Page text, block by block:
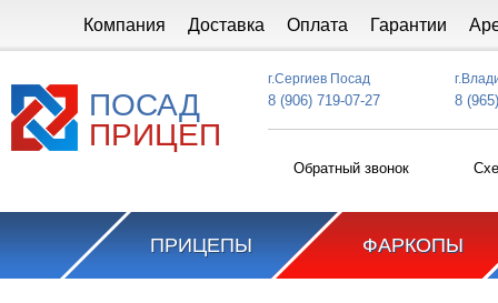
Компания Доставка Оплата Гарантии
ПОСАД
ПРИЦЕП
г.Сергиев Посад
8 (906) 719-07-27 8
Обратный звонок
ПРИЦЕПЫ ФАРКОПЫ